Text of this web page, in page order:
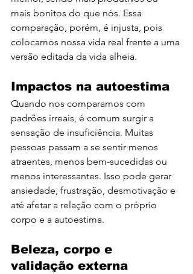
mais bonitos do que nós. Essa
comparação, porém, é injusta, pois
colocamos nossa vida real frente a uma
versão editada da vida alheia.
Impactos na autoestima
Quando nos comparamos com
padrões irreais, é comum surgir a
sensação de insuficiência. Muitas
pessoas passam a se sentir menos
atraentes, menos bem-sucedidas ou
menos interessantes. Isso pode gerar
ansiedade, frustração, desmotivação e
até afetar a relação com o próprio
corpo e a autoestima.
Beleza, corpo e
validação externa